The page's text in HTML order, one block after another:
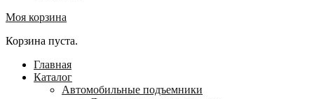
Моя корзина
Корзина пуста.
Главная
Каталог
Автомобильные подъемники